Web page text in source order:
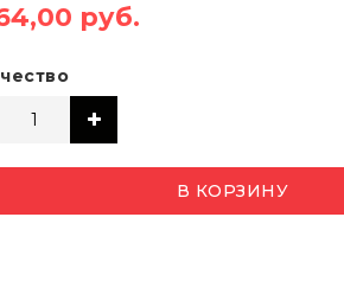
руб.
В КОРЗИНУ